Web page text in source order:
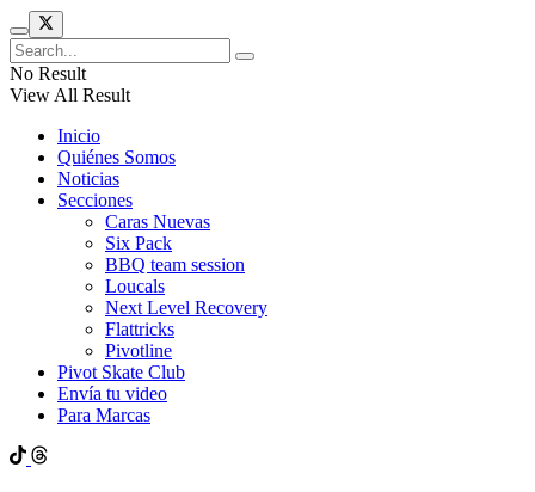
No Result
View All Result
Inicio
Quiénes Somos
Noticias
Secciones
Caras Nuevas
Six Pack
BBQ team session
Loucals
Next Level Recovery
Flattricks
Pivotline
Pivot Skate Club
Envía tu video
Para Marcas